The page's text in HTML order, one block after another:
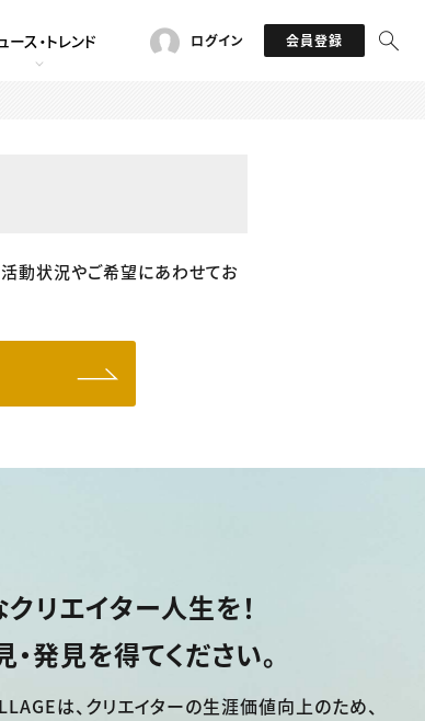
ース・トレンド ログイン 会員登録
動状況やご希望にあわせてお
リエイター人生を！
発見を得てください。
は、 クリエイターの生涯価値向上のため、